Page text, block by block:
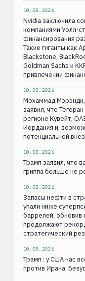
10.08.2026
Nvidia заключила
компаниями Уолл-
финансирования
Такие гиганты как
Blackstone,
Goldman Sachs и
привлечении
10.08.2026
Мохаммад Мэрэнди,
заявил, что
регионе Кувейт,
Иордания и,
потенциальной
10.08.2026
Трамп заявил, что
гриппа больше не
10.08.2026
Запасы нефти в
упали ниже
баррелей,
продолжают
стратегический
10.08.2026
Трамп : у США нас
против Ирана.